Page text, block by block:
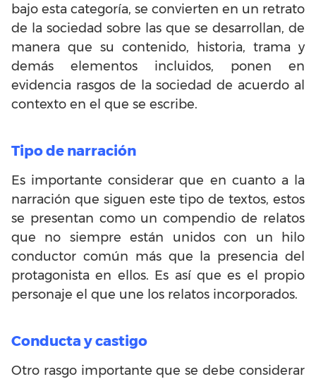
bajo esta categoría, se convierten en un retrato
de la sociedad sobre las que se desarrollan, de
manera que su contenido, historia, trama y
demás elementos incluidos, ponen en
evidencia rasgos de la sociedad de acuerdo al
contexto en el que se escribe.
Tipo de narración
Es importante considerar que en cuanto a la
narración que siguen este tipo de textos, estos
se presentan como un compendio de relatos
que no siempre están unidos con un hilo
conductor común más que la presencia del
protagonista en ellos. Es así que es el propio
personaje el que une los relatos incorporados.
Conducta y castigo
Otro rasgo importante que se debe considerar